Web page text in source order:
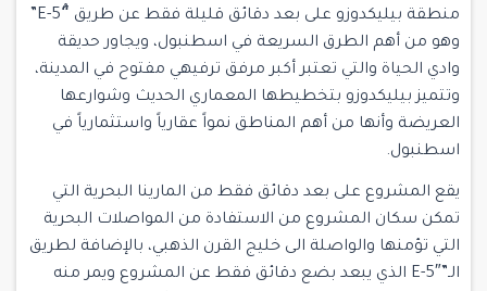
منطقة بيليكدوزو على بعد دقائق قليلة فقط عن طريق “ُE-5”
وهو من أهم الطرق السريعة في اسطنبول، ويجاور حديقة
وادي الحياة والتي تعتبر أكبر مرفق ترفيهي مفتوح في المدينة،
وتتميز بيليكدوزو بتخطيطها المعماري الحديث وشوارعها
العريضة وأنها من أهم المناطق نمواً عقارياً واستثمارياً في
اسطنبول.
يقع المشروع على بعد دقائق فقط من المارينا البحرية التي
تمكن سكان المشروع من الاستفادة من المواصلات البحرية
التي تؤمنها والواصلة الى خليج القرن الذهبي، بالإضافة لطريق
الـ”E-5″ الذي يبعد بضع دقائق فقط عن المشروع ويمر منه